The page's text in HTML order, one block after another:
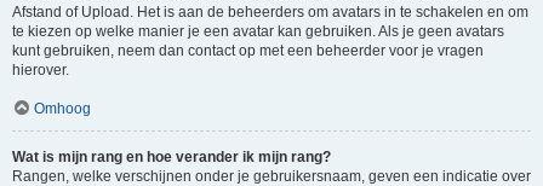
Afstand of Upload. Het is aan de beheerders om avatars in te schakelen en om
te kiezen op welke manier je een avatar kan gebruiken. Als je geen avatars
kunt gebruiken, neem dan contact op met een beheerder voor je vragen
hierover.
Omhoog
Wat is mijn rang en hoe verander ik mijn rang?
Rangen, welke verschijnen onder je gebruikersnaam, geven een indicatie over